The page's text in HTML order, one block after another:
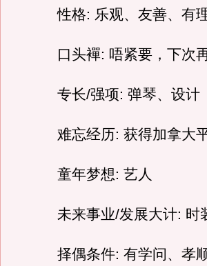
性格: 乐观、友善、有
口头襌: 唔紧要，下次
专长/强项: 弹琴、设计
难忘经历: 获得加拿大平
童年梦想: 艺人
未来事业/发展大计: 时
择偶条件: 有学问、孝